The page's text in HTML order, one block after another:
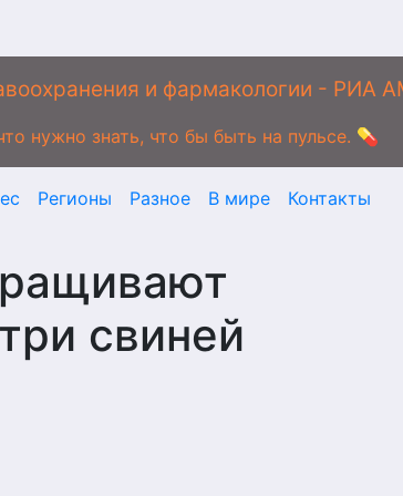
и фармакологии -
нужно знать, что бы быть на пульсе. 💊
Регионы Разное В мире Контакты
свиней